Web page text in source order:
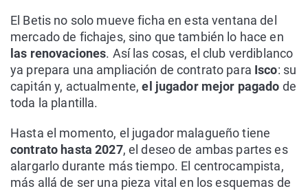
El Betis no solo mueve ficha en esta ventana del
mercado de fichajes, sino que también lo hace en
las renovaciones. Así las cosas, el club verdiblanco
ya prepara una ampliación de contrato para Isco: su
capitán y, actualmente,el jugador mejor pagado de
toda la plantilla.
Hasta el momento, el jugador malagueño tiene
contrato hasta 2027, el deseo de ambas partes es
alargarlo durante más tiempo. El centrocampista,
más allá de ser una pieza vital en los esquemas de